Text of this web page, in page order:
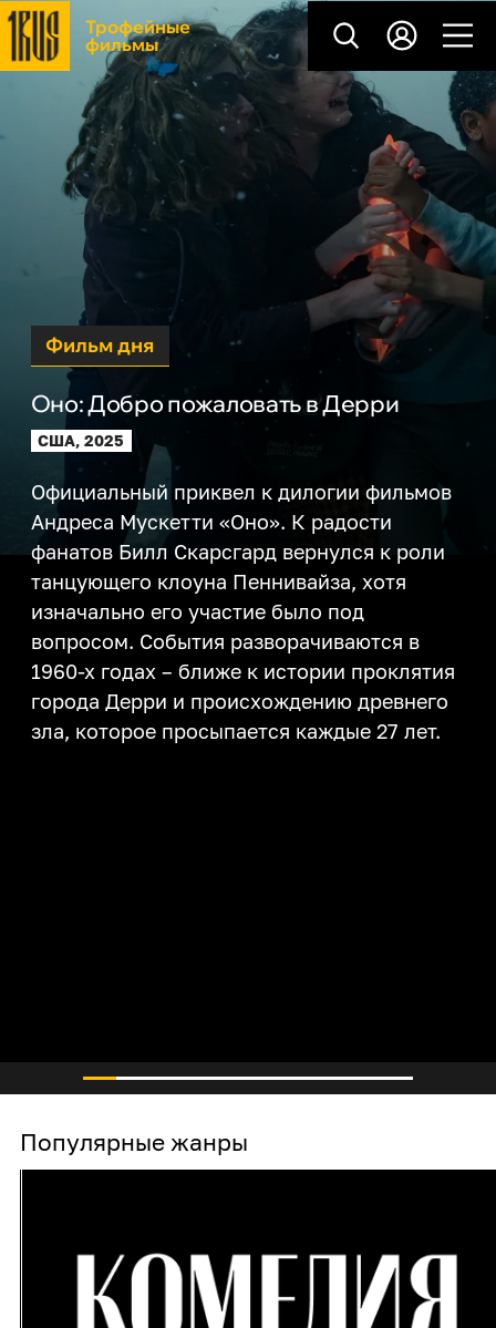
Трофейные
фильмы
Фильм дня
Оно: Добро пожаловать в Дерри
США, 2025
Официальный приквел к дилогии фильмов
Андреса Мускетти «Оно». К радости
фанатов Билл Скарсгард вернулся к роли
танцующего клоуна Пеннивайза, хотя
изначально его участие было под
вопросом. События разворачиваются в
1960-х годах – ближе к истории проклятия
города Дерри и происхождению древнего
зла, которое просыпается каждые 27 лет.
Популярные жанры